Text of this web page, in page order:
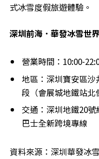
式冰雪度假旅遊體驗。
深圳前海．華發冰雪世界
營業時間：10:00-
地區：深圳寶安區
段（會展城地鐵站北
交通：深圳地鐵20
巴士全新跨境專線
資料來源：深圳華發冰